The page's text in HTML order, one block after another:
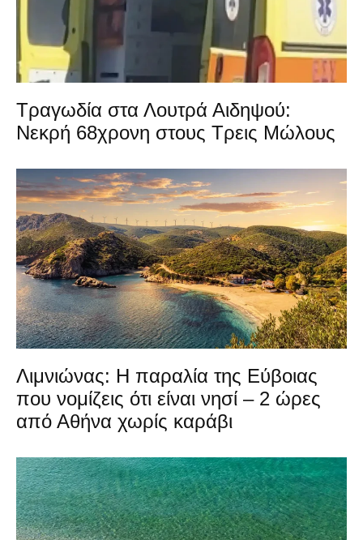
Τραγωδία στα Λουτρά Αιδηψού:
Νεκρή 68χρονη στους Τρεις Μώλους
Λιμνιώνας: Η παραλία της Εύβοιας
που νομίζεις ότι είναι νησί – 2 ώρες
από Αθήνα χωρίς καράβι